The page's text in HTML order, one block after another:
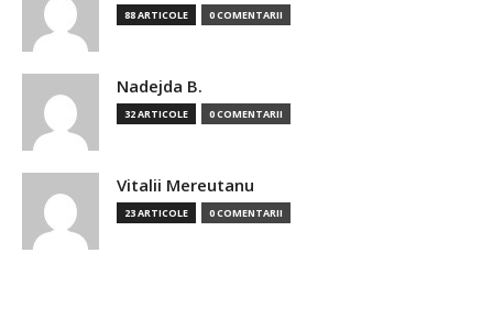
88 ARTICOLE 0 COMENTARII
Nadejda B.
32 ARTICOLE 0 COMENTARII
Vitalii Mereutanu
23 ARTICOLE 0 COMENTARII